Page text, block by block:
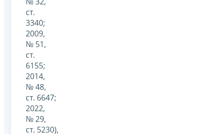
ст.
3340;
2009,
№ 51,
ст.
6155;
2014,
№ 48,
ст. 6647;
2022,
№ 29,
ст. 5230),